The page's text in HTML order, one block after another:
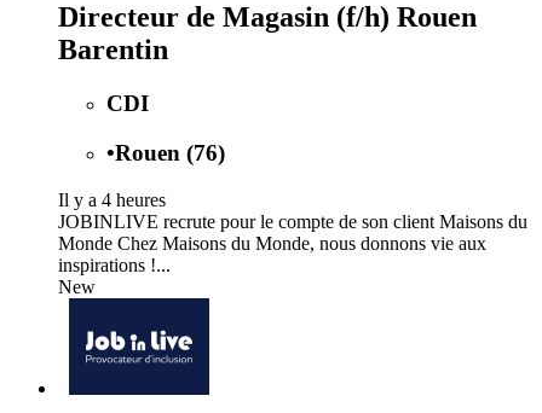
Directeur de Magasin (f/h) Rouen
Barentin
CDI
•Rouen (76)
Il y a 4 heures
JOBINLIVE recrute pour le compte de son client Maisons du
Monde Chez Maisons du Monde, nous donnons vie aux
inspirations !...
New